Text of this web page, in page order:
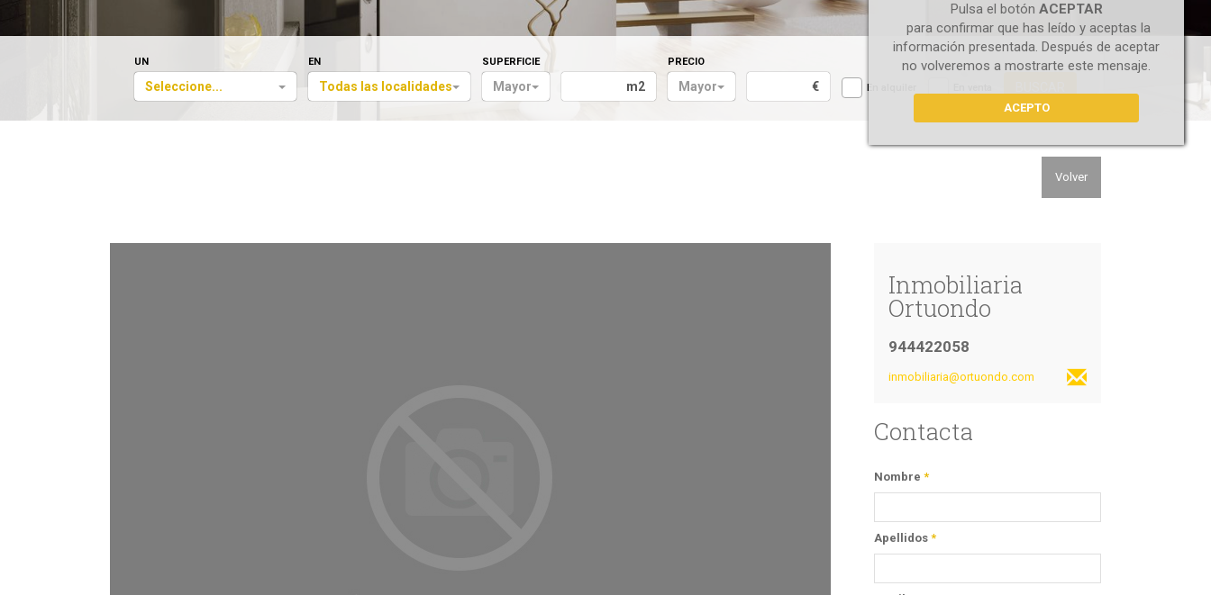
Pulsa el botón ACEPTAR
para confirmar que has leído y aceptas la
información presentada. Después de aceptar
no volveremos a mostrarte este mensaje.
ACEPTO
UN
Seleccione...
EN
Todas las localidades
SUPERFICIE
Mayor m2
PRECIO
Mayor € En alquiler
Volver
Inmobiliaria
Ortuondo
944422058
inmobiliaria@ortuondo.com
Contacta
Nombre *
Apellidos *